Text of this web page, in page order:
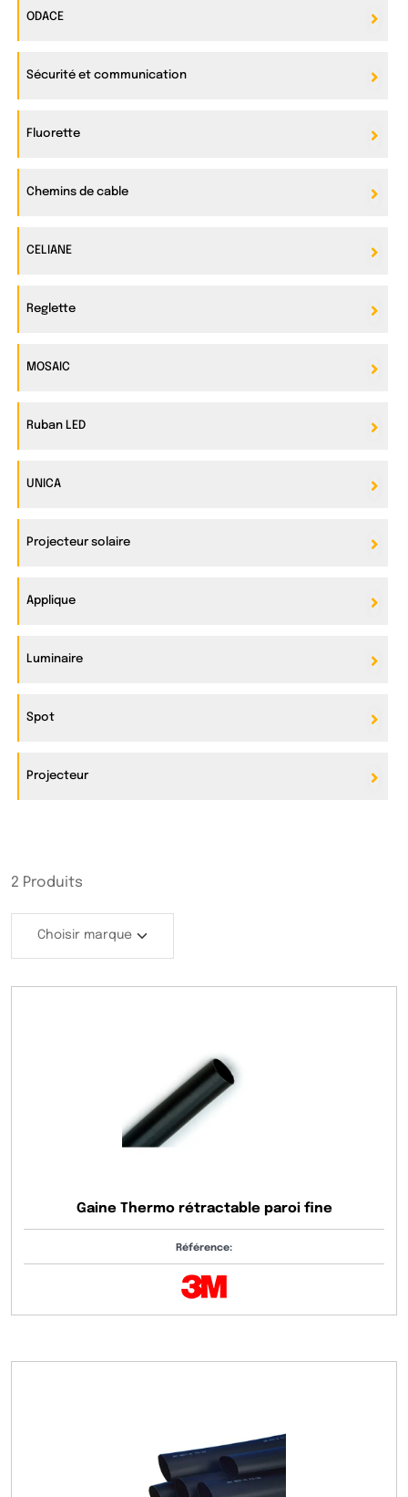
ODACE
Sécurité et communication
Fluorette
Chemins de cable
CELIANE
Reglette
MOSAIC
Ruban LED
UNICA
Projecteur solaire
Applique
Luminaire
Spot
Projecteur
2 Produits
Gaine Thermo rétractable paroi fine
Référence: